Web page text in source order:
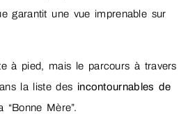
garantit une vue imprenable sur
à pied, mais le parcours à travers
la liste des incontournables de
Mère”.